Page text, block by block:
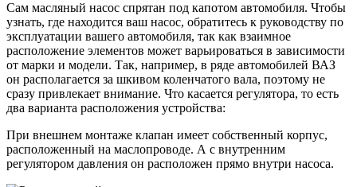
Сам масляный насос спрятан под капотом автомобиля. Чтобы
узнать, где находится ваш насос, обратитесь к руководству по
эксплуатации вашего автомобиля, так как взаимное
расположение элементов может варьироваться в зависимости
от марки и модели. Так, например, в ряде автомобилей ВАЗ
он располагается за шкивом коленчатого вала, поэтому не
сразу привлекает внимание. Что касается регулятора, то есть
два варианта расположения устройства:
При внешнем монтаже клапан имеет собственный корпус,
расположенный на маслопроводе. А с внутренним
регулятором давления он расположен прямо внутри насоса.